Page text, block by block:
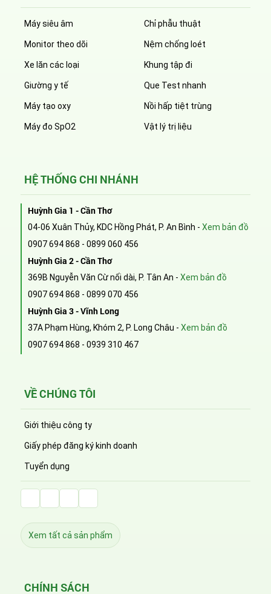
Máy siêu âm
Monitor theo dõi
Xe lăn các loại
Giường y tế
Máy tạo oxy
Máy đo SpO2
Chỉ phẫu thuật
Nệm chống loét
Khung tập đi
Que Test nhanh
Nồi hấp tiệt trùng
Vật lý trị liệu
HỆ THỐNG CHI NHÁNH
Huỳnh Gia 1 - Cần Thơ
04-06 Xuân Thủy, KDC Hồng Phát, P. An Bình - Xem bản đồ
0907 694 868 - 0899 060 456
Huỳnh Gia 2 - Cần Thơ
369B Nguyễn Văn Cừ nối dài, P. Tân An - Xem bản đồ
0907 694 868 - 0899 070 456
Huỳnh Gia 3 - Vĩnh Long
37A Phạm Hùng, Khóm 2, P. Long Châu - Xem bản đồ
0907 694 868 - 0939 310 467
VỀ CHÚNG TÔI
Giới thiệu công ty
Giấy phép đăng ký kinh doanh
Tuyển dụng
Xem tất cả sản phẩm
CHÍNH SÁCH